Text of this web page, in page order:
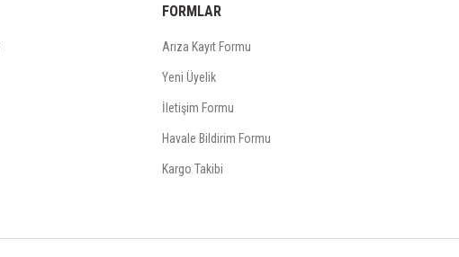
FORMLAR
Arıza Kayıt Formu
Yeni Üyelik
İletişim Formu
Havale Bildirim Formu
Kargo Takibi